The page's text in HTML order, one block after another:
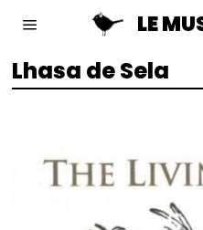
LE
Lhasa de Sela